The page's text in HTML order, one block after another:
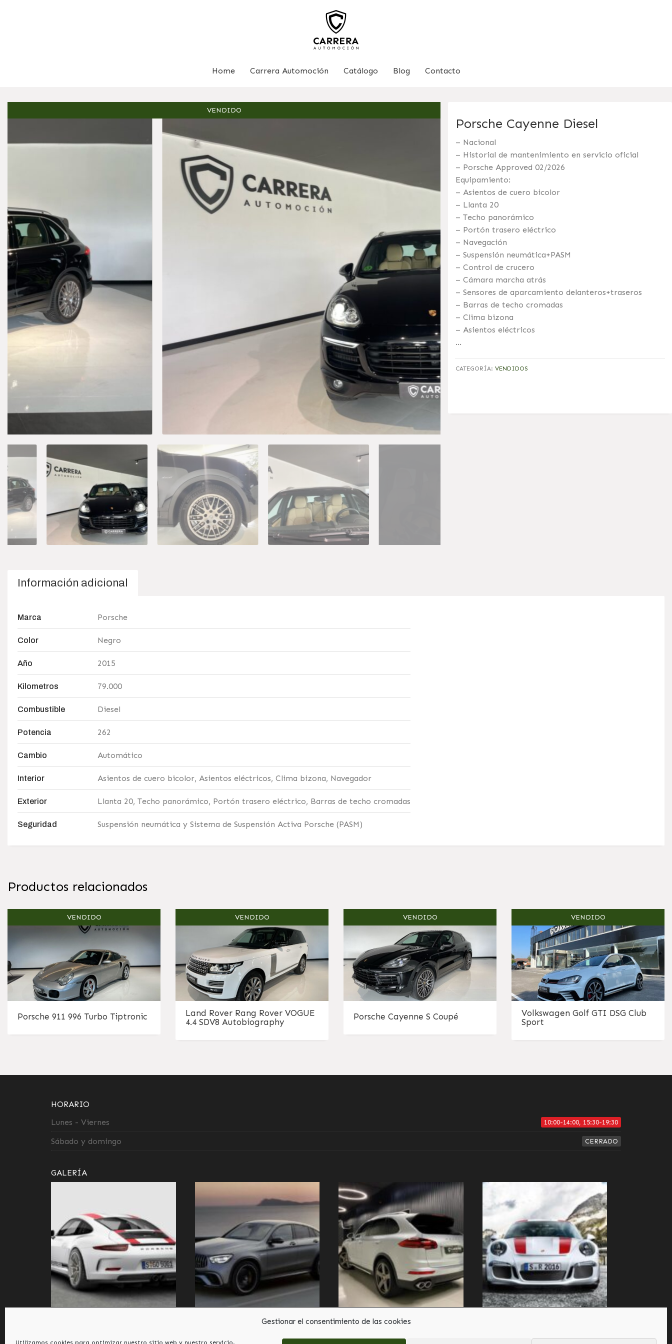
Gestionar el consentimiento de las cookies
Utilizamos cookies para optimizar nuestro sitio web y nuestro servicio.
Home Carrera Automoción Catálogo Blog Contacto
VENDIDO
Porsche Cayenne Diesel
– Nacional
– Historial de mantenimiento en servicio oficial
– Porsche Approved 02/2026
Equipamiento:
– Asientos de cuero bicolor
– Llanta 20
– Techo panorámico
– Portón trasero eléctrico
– Navegación
– Suspensión neumática+PASM
– Control de crucero
– Cámara marcha atrás
– Sensores de aparcamiento delanteros+traseros
– Barras de techo cromadas
– Clima bizona
– Asientos eléctricos
…
CATEGORÍA: VENDIDOS
Información adicional
Marca Porsche
Color Negro
Año 2015
Kilometros 79.000
Combustible Diesel
Potencia 262
Cambio Automático
Interior Asientos de cuero bicolor, Asientos eléctricos, Clima bizona, Navegador
Exterior Llanta 20, Techo panorámico, Portón trasero eléctrico, Barras de techo cromadas
Seguridad Suspensión neumática y Sistema de Suspensión Activa Porsche (PASM)
Productos relacionados
VENDIDO
Porsche 911 996 Turbo Tiptronic
VENDIDO
Land Rover Rang Rover VOGUE
4.4 SDV8 Autobiography
VENDIDO
Porsche Cayenne S Coupé
VENDIDO
Volkswagen Golf GTI DSG Club
Sport
HORARIO
Lunes - Viernes
10:00-14:00, 15:30-19:30
Sábado y domingo CERRADO
GALERÍA